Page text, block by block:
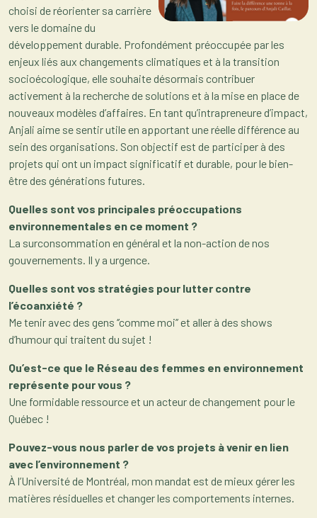
choisi de réorienter sa carrière
vers le domaine du
développement durable. Profondément préoccupée par les
enjeux liés aux changements climatiques et à la transition
socioécologique, elle souhaite désormais contribuer
activement à la recherche de solutions et à la mise en place de
nouveaux modèles d’affaires. En tant qu’intrapreneure d’impact,
Anjali aime se sentir utile en apportant une réelle différence au
sein des organisations. Son objectif est de participer à des
projets qui ont un impact significatif et durable, pour le bien-
être des générations futures.
Quelles sont vos principales préoccupations
environnementales en ce moment ?
La surconsommation en général et la non-action de nos
gouvernements. Il y a urgence.
Quelles sont vos stratégies pour lutter contre
l’écoanxiété ?
Me tenir avec des gens ‘’comme moi’’ et aller à des shows
d’humour qui traitent du sujet !
Qu’est-ce que le Réseau des femmes en environnement
représente pour vous ?
Une formidable ressource et un acteur de changement pour le
Québec !
Pouvez-vous nous parler de vos projets à venir en lien
avec l’environnement ?
À l’Université de Montréal, mon mandat est de mieux gérer les
matières résiduelles et changer les comportements internes.